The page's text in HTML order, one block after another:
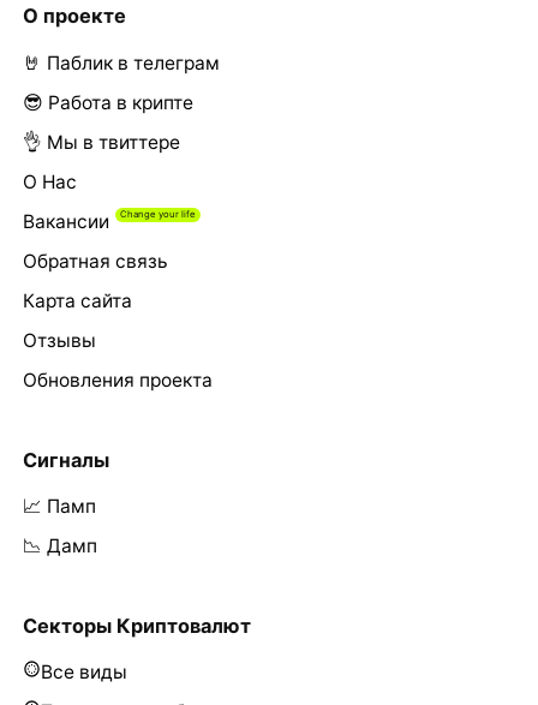
О проекте
🤘 Паблик в телеграм
😎 Работа в крипте
👌 Мы в твиттере
О Нас
Вакансии
Обратная связь
Карта сайта
Отзывы
Обновления проекта
Сигналы
📈 Памп
📉 Дамп
Секторы Криптовалют
Все виды